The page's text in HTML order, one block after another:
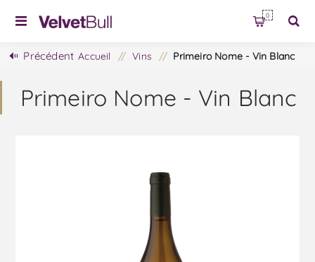
0
Précédent Accueil / Vins / Primeiro Nome - Vin Blanc
Primeiro Nome - Vin Blanc